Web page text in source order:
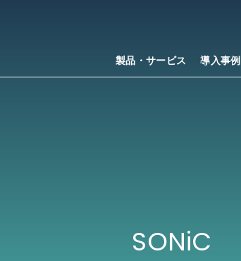
製品・サービス 導入事例
SONiC